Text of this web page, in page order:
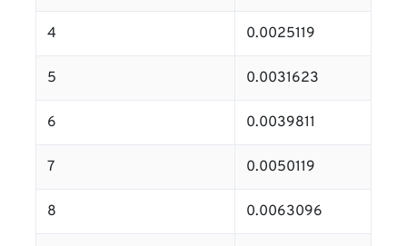
4 0.0025119
5 0.0031623
6 0.0039811
7 0.0050119
8 0.0063096